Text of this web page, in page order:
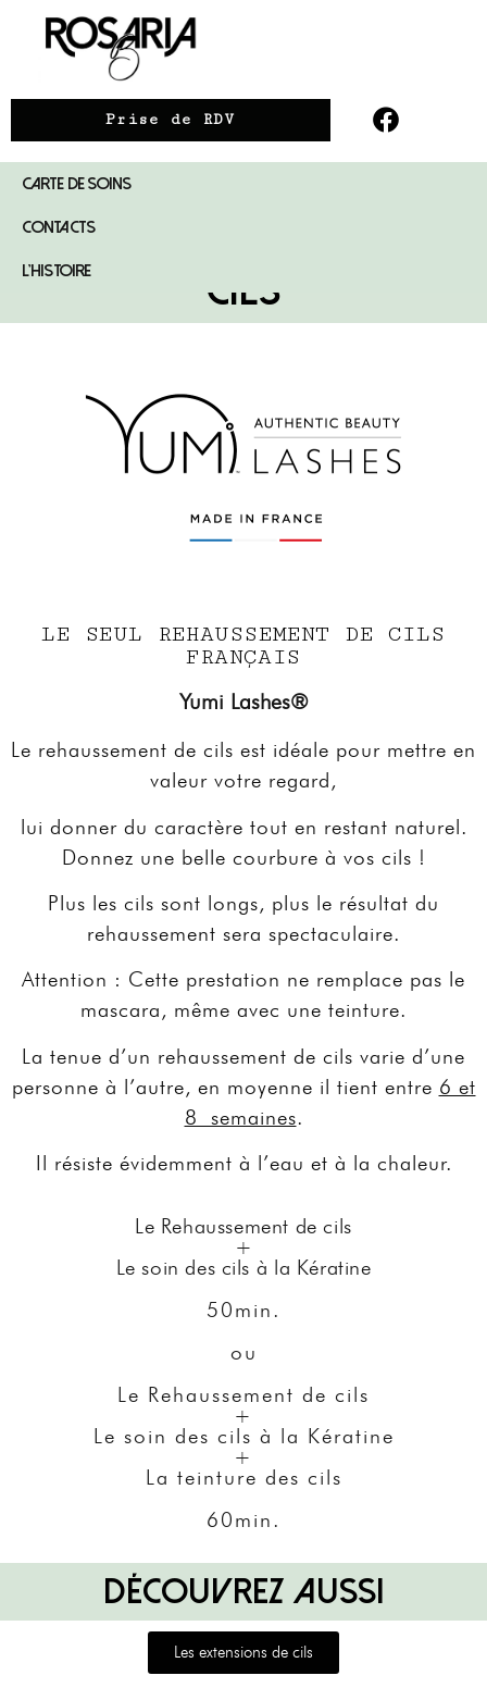
CARTE DE SOINS
CONTACTS
L’HISTOIRE
Prise de RDV
LA BEAUTÉ DU REGARD
LE RÉHAUSSEMENT DE
CILS
LE SEUL REHAUSSEMENT DE CILS
FRANÇAIS
Yumi Lashes®
Le rehaussement de cils est idéale pour mettre en
valeur votre regard,
lui donner du caractère tout en restant naturel.
Donnez une belle courbure à vos cils !
Plus les cils sont longs, plus le résultat du
rehaussement sera spectaculaire.
Attention : Cette prestation ne remplace pas le
mascara, même avec une teinture.
La tenue d’un rehaussement de cils varie d’une
personne à l’autre, en moyenne il tient entre 6 et
8 semaines.
Il résiste évidemment à l’eau et à la chaleur.
Le Rehaussement de cils
+
Le soin des cils à la Kératine
50min.
ou
Le Rehaussement de cils
+
Le soin des cils à la Kératine
+
La teinture des cils
60min.
DÉCOUVREZ AUSSI
Les extensions de cils